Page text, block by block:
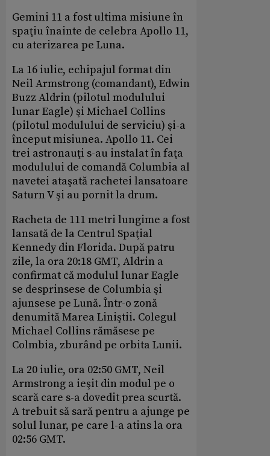
Gemini 11 a fost ultima misiune în
spaţiu înainte de celebra Apollo 11,
cu aterizarea pe Luna.
La 16 iulie, echipajul format din
Neil Armstrong (comandant), Edwin
Buzz Aldrin (pilotul modulului
lunar Eagle) şi Michael Collins
(pilotul modulului de serviciu) şi-a
început misiunea. Apollo 11. Cei
trei astronauţi s-au instalat în faţa
modulului de comandă Columbia al
navetei ataşată rachetei lansatoare
Saturn V şi au pornit la drum.
Racheta de 111 metri lungime a fost
lansată de la Centrul Spaţial
Kennedy din Florida. După patru
zile, la ora 20:18 GMT, Aldrin a
confirmat că modulul lunar Eagle
se desprinsese de Columbia şi
ajunsese pe Lună. Într-o zonă
denumită Marea Liniştii. Colegul
Michael Collins rămăsese pe
Colmbia, zburând pe orbita Lunii.
La 20 iulie, ora 02:50 GMT, Neil
Armstrong a ieşit din modul pe o
scară care s-a dovedit prea scurtă.
A trebuit să sară pentru a ajunge pe
solul lunar, pe care l-a atins la ora
02:56 GMT.